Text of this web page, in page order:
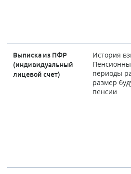
Выписка из ПФР
(индивидуальный
лицевой счет)
История
периоды
размер
пенсии